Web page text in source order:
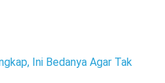
Ini Bedanya Agar Tak